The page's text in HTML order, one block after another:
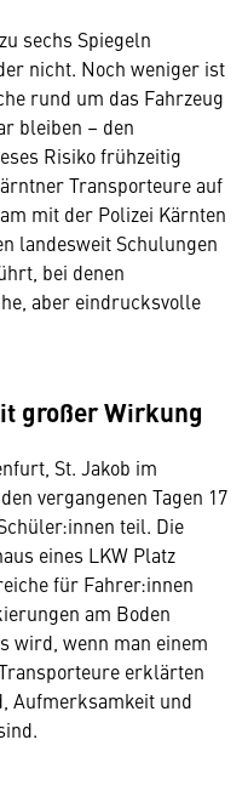
sechs Spiegeln
nicht. Noch weniger ist
rund um das Fahrzeug
bleiben – den
Risiko frühzeitig
Transporteure auf
mit der Polizei Kärnten
landesweit Schulungen
bei denen
aber eindrucksvolle
großer Wirkung
St. Jakob im
vergangenen Tagen 17
teil. Die
eines LKW Platz
für Fahrer:innen
am Boden
wird, wenn man einem
erklärten
Aufmerksamkeit und